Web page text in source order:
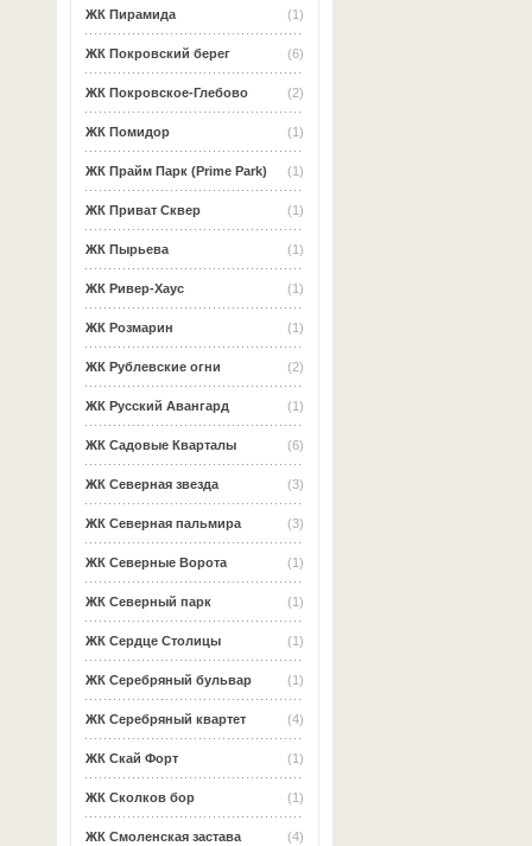
(1)
ЖК Пирамида
(6)
ЖК Покровский берег
(2)
ЖК Покровское-Глебово
(1)
ЖК Помидор
(1)
ЖК Прайм Парк (Prime Park)
(1)
ЖК Приват Сквер
(1)
ЖК Пырьева
(1)
ЖК Ривер-Хаус
(1)
ЖК Розмарин
(2)
ЖК Рублевские огни
(1)
ЖК Русский Авангард
(6)
ЖК Садовые Кварталы
(3)
ЖК Северная звезда
(3)
ЖК Северная пальмира
(1)
ЖК Северные Ворота
(1)
ЖК Северный парк
(1)
ЖК Сердце Столицы
(1)
ЖК Серебряный бульвар
(4)
ЖК Серебряный квартет
(1)
ЖК Скай Форт
(1)
ЖК Сколков бор
(4)
ЖК Смоленская застава